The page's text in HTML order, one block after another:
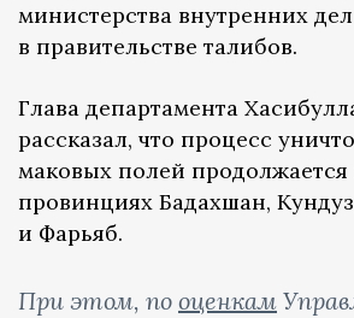
министерства внутренних
в правительстве талибов.
Глава департамента
рассказал, что процесс
маковых полей продолжается
провинциях Бадахшан,
и Фарьяб.
При этом, по оценкам